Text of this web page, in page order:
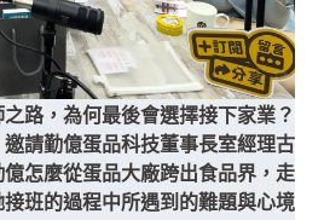
路，為何最後會選擇接下家業？
請勤億蛋品科技董事長室經理古
怎麼從蛋品大廠跨出食品界，走
班的過程中所遇到的難題與心境